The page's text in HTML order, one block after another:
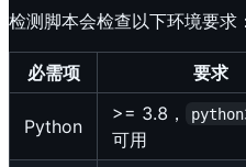
检测脚本会检查以下环境要求：
必需项 要求
Python
>= 3.8，
可用